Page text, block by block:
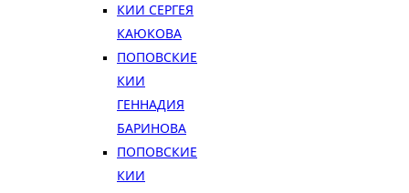
КИИ СЕРГЕЯ
КАЮКОВА
ПОПОВСКИЕ
КИИ
ГЕННАДИЯ
БАРИНОВА
ПОПОВСКИЕ
КИИ